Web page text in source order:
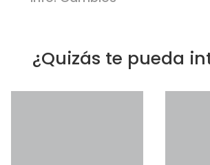
¿Quizás te pueda